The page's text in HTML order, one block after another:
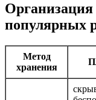
Организация
популярных
Метод
хранения